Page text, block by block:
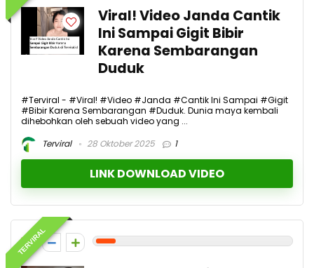
Viral! Video Janda Cantik
Ini Sampai Gigit Bibir
Karena Sembarangan
Duduk
#Terviral - #Viral! #Video #Janda #Cantik Ini Sampai #Gigit
#Bibir Karena Sembarangan #Duduk. Dunia maya kembali
dihebohkan oleh sebuah video yang ...
Terviral
28 Oktober 2025 1
LINK DOWNLOAD VIDEO
TERVIRAL
1